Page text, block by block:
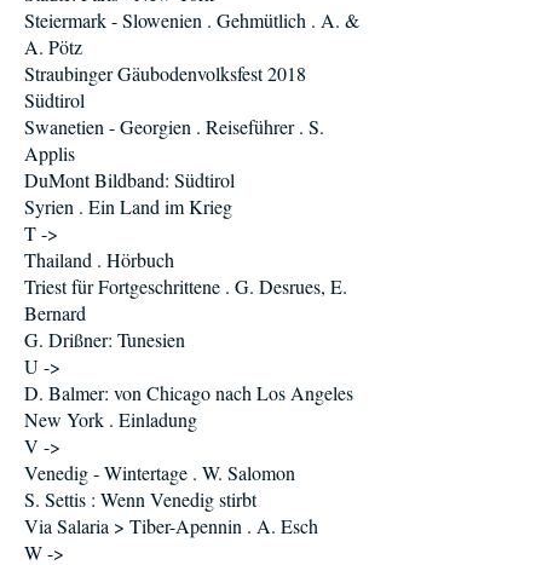
Steiermark - Slowenien . Gehmütlich . A. &
A. Pötz
Straubinger Gäubodenvolksfest 2018
Südtirol
Swanetien - Georgien . Reiseführer . S.
Applis
DuMont Bildband: Südtirol
Syrien . Ein Land im Krieg
T ->
Thailand . Hörbuch
Triest für Fortgeschrittene . G. Desrues, E.
Bernard
G. Drißner: Tunesien
U ->
D. Balmer: von Chicago nach Los Angeles
New York . Einladung
V ->
Venedig - Wintertage . W. Salomon
S. Settis : Wenn Venedig stirbt
Via Salaria > Tiber-Apennin . A. Esch
W ->